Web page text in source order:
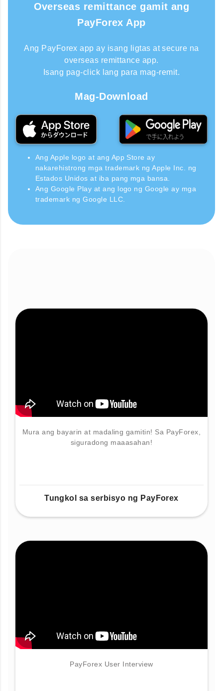
Overseas remittance gamit ang
PayForex App
Ang PayForex app ay isang ligtas at secure na
overseas remittance app.
Isang pag-click lang para mag-remit.
Mag-Download
Ang Apple logo at ang App Store ay
nakarehistrong mga trademark ng Apple Inc. ng
Estados Unidos at iba pang mga bansa.
Ang Google Play at ang logo ng Google ay mga
trademark ng Google LLC.
Mura ang bayarin at madaling gamitin! Sa PayForex,
siguradong maaasahan!
Tungkol sa serbisyo ng PayForex
PayForex User Interview